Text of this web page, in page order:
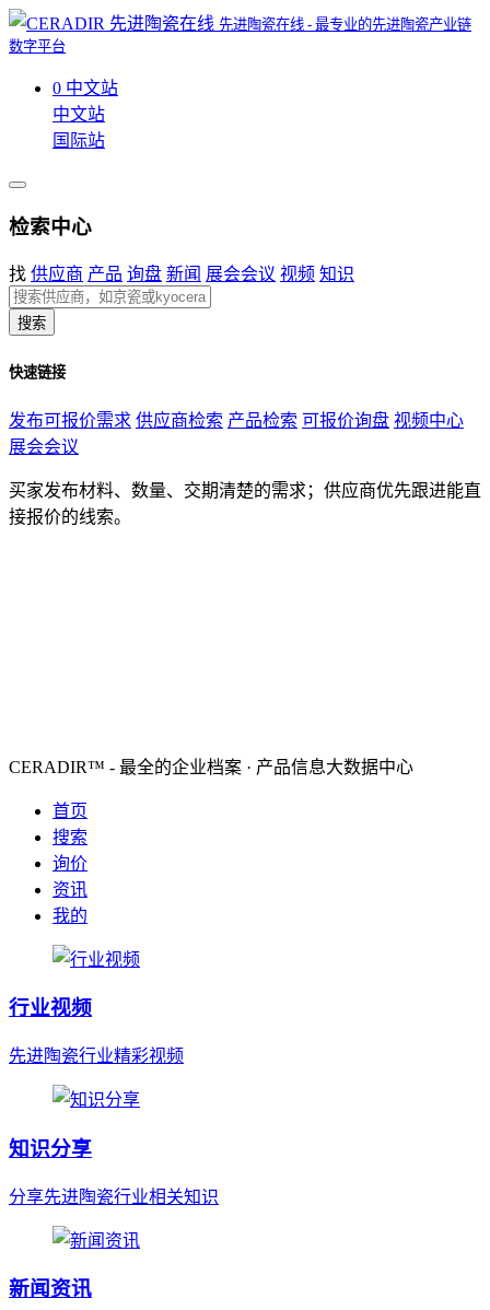
先进陶瓷在线 - 最专业的先进陶瓷产业链
数字平台
0 中文站
中文站
国际站
检索中心
找 供应商 产品 询盘 新闻 展会会议 视频 知识
搜索
快速链接
发布可报价需求 供应商检索 产品检索 可报价询盘 视频中心
展会会议
买家发布材料、数量、交期清楚的需求；供应商优先跟进能直
接报价的线索。
CERADIR™ - 最全的企业档案 · 产品信息大数据中心
首页
搜索
询价
资讯
我的
行业视频
先进陶瓷行业精彩视频
知识分享
分享先进陶瓷行业相关知识
新闻资讯